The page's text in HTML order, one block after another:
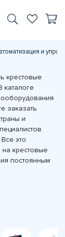
и
крестовые
каталоге
заказать
и
это
крестовые
постоянным